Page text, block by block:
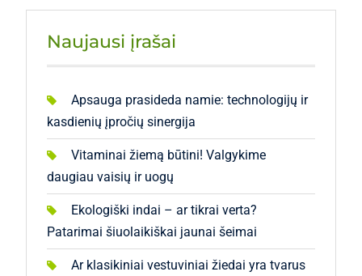
Naujausi įrašai
Apsauga prasideda namie: technologijų ir
kasdienių įpročių sinergija
Vitaminai žiemą būtini! Valgykime
daugiau vaisių ir uogų
Ekologiški indai – ar tikrai verta?
Patarimai šiuolaikiškai jaunai šeimai
Ar klasikiniai vestuviniai žiedai yra tvarus